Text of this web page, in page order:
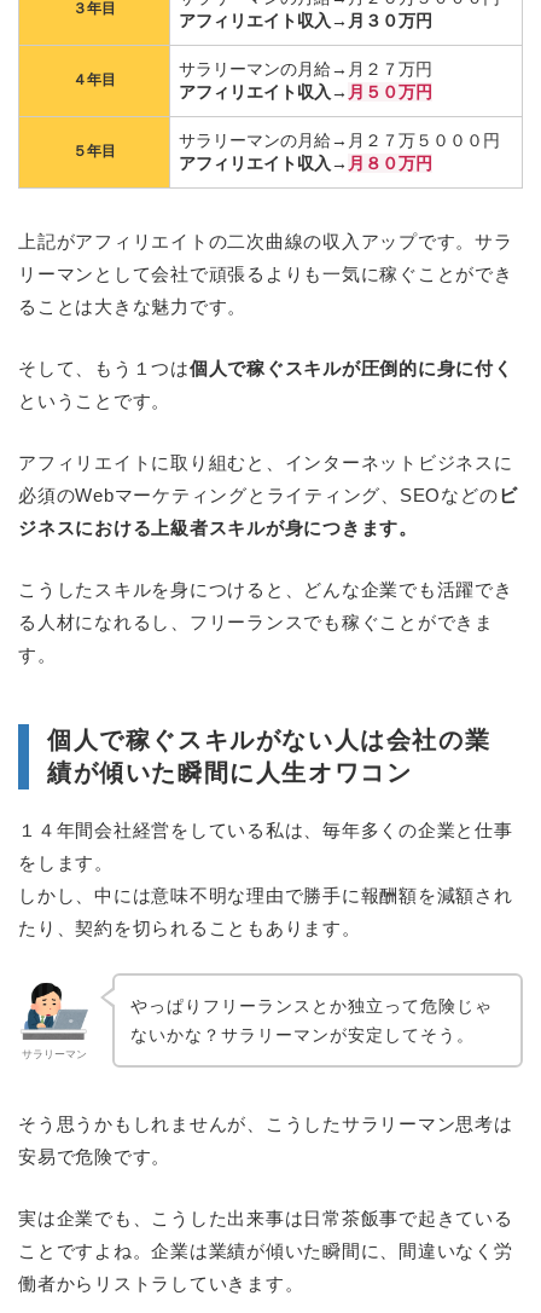
３年目
アフィリエイト収入→月３０万円
４年目
サラリーマンの月給→月２７万円
アフィリエイト収入→ 月５０万円
５年目
サラリーマンの月給→月２７万５０００円
アフィリエイト収入→ 月８０万円
上記がアフィリエイトの二次曲線の収入アップです。サラ
リーマンとして会社で頑張るよりも一気に稼ぐことができ
ることは大きな魅力です。
そして、もう１つは個人で稼ぐスキルが圧倒的に身に付く
ということです。
アフィリエイトに取り組むと、インターネットビジネスに
必須のWebマーケティングとライティング、SEOなどのビ
ジネスにおける上級者スキルが身につきます。
こうしたスキルを身につけると、どんな企業でも活躍でき
る人材になれるし、フリーランスでも稼ぐことができま
す。
個人で稼ぐスキルがない人は会社の業
績が傾いた瞬間に人生オワコン
１４年間会社経営をしている私は、毎年多くの企業と仕事
をします。
しかし、中には意味不明な理由で勝手に報酬額を減額され
たり、契約を切られることもあります。
サラリーマン
やっぱりフリーランスとか独立って危険じゃ
ないかな？サラリーマンが安定してそう。
そう思うかもしれませんが、こうしたサラリーマン思考は
安易で危険です。
実は企業でも、こうした出来事は日常茶飯事で起きている
ことですよね。企業は業績が傾いた瞬間に、間違いなく労
働者からリストラしていきます。